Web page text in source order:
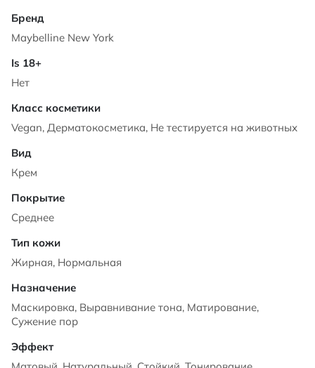
Maybelline New York
Нет
Vegan, Дерматокосметика, Не тестируется на животных
Крем
Среднее
Жирная, Нормальная
Маскировка, Выравнивание тона, Матирование,
Сужение пор